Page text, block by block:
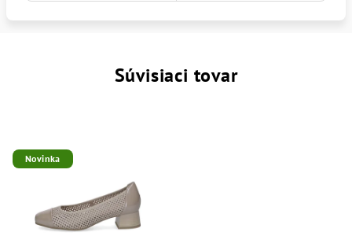
Súvisiaci tovar
Novinka